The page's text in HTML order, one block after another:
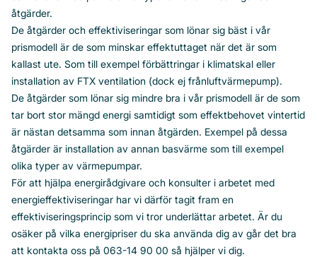
åtgärder.
De åtgärder och effektiviseringar som lönar sig bäst i vår
prismodell är de som minskar effektuttaget när det är som
kallast ute. Som till exempel förbättringar i klimatskal eller
installation av FTX ventilation (dock ej frånluftvärmepump).
De åtgärder som lönar sig mindre bra i vår prismodell är de som
tar bort stor mängd energi samtidigt som effektbehovet vintertid
är nästan detsamma som innan åtgärden. Exempel på dessa
åtgärder är installation av annan basvärme som till exempel
olika typer av värmepumpar.
För att hjälpa energirådgivare och konsulter i arbetet med
energieffektiviseringar har vi därför tagit fram en
effektiviseringsprincip som vi tror underlättar arbetet. Är du
osäker på vilka energipriser du ska använda dig av går det bra
att kontakta oss på 063-14 90 00 så hjälper vi dig.